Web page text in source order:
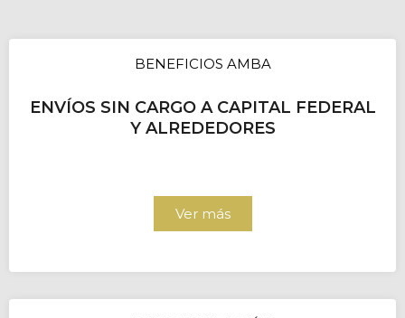
BENEFICIOS AMBA
ENVÍOS SIN CARGO A CAPITAL FEDERAL
Y ALREDEDORES
Ver más